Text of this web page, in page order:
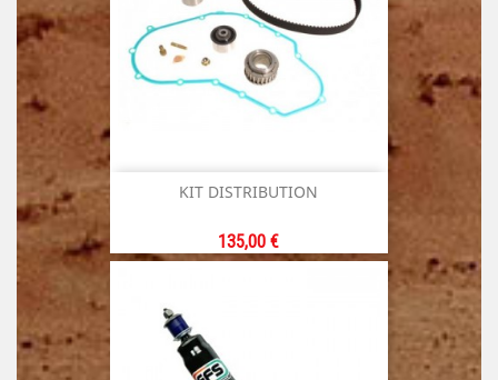
KIT DISTRIBUTION
Prix
135,00 €